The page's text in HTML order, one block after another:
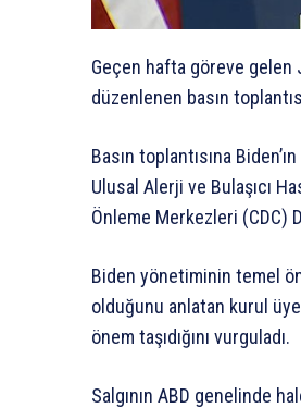
Geçen hafta göreve gelen
düzenlenen basın
Basın toplantısına
Ulusal Alerji ve Bulaşıcı
Önleme Merkezleri (CDC)
Biden yönetiminin temel
olduğunu anlatan kurul
önem taşıdığını vurguladı.
Salgının ABD genelinde